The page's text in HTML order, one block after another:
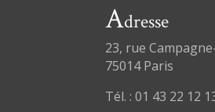
Adresse
23, rue
75014 Paris
Tél. : 01 43 22 12